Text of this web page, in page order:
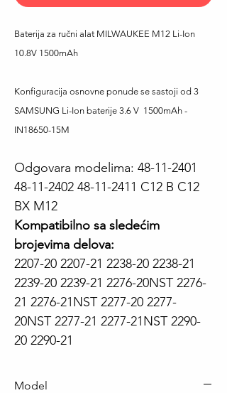
Baterija za ručni alat MILWAUKEE M12 Li-Ion
10.8V 1500mAh
Konfiguracija osnovne ponude se sastoji od 3
SAMSUNG Li-Ion baterije 3.6 V 1500mAh -
IN18650-15M
Odgovara modelima: 48-11-2401
48-11-2402 48-11-2411 C12 B C12
BX M12
Kompatibilno sa sledećim
brojevima delova:
2207-20 2207-21 2238-20 2238-21
2239-20 2239-21 2276-20NST 2276-
21 2276-21NST 2277-20 2277-
20NST 2277-21 2277-21NST 2290-
20 2290-21
Model